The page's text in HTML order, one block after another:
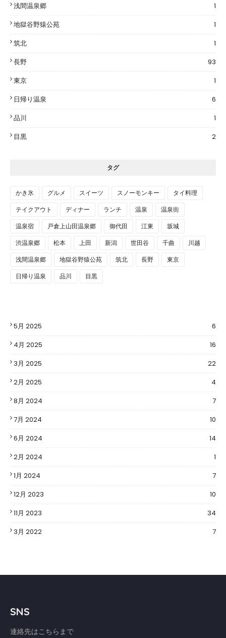
浅間温泉郷
1
地獄谷野猿公苑
1
筑北
1
長野
93
東京
1
日帰り温泉
6
品川
1
目黒
2
タグ
かき氷 グルメ スイーツ スノーモンキー
タイ料理
テイクアウト
ディナー ランチ 温泉
温泉街
温泉宿
戸倉上山田温泉郷 御代田 江東
坂城
渋温泉郷
松本 上田 新潟 世田谷 千曲
川越
浅間温泉郷
地獄谷野猿公苑 筑北 長野
東京
日帰り温泉
品川 目黒
5月 2025
6
4月 2025
16
3月 2025
22
2月 2025
4
8月 2024
7
7月 2024
10
6月 2024
14
2月 2024
1
1月 2024
7
12月 2023
10
11月 2023
34
3月 2022
7
SNS
連絡先はこちらまで